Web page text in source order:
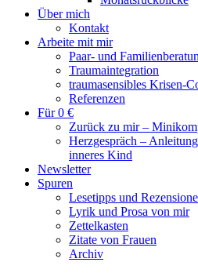
Über mich
Kontakt
Arbeite mit mir
Paar- und
Traumaintegration
traumasensibles Krisen-
Referenzen
Für 0 €
Zurück zu mir –
Herzgespräch –
inneres Kind
Newsletter
Spuren
Lesetipps und
Lyrik und Prosa von mir
Zettelkasten
Zitate von Frauen
Archiv